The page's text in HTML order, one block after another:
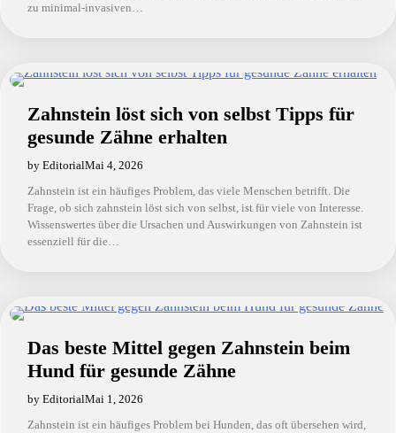
zu minimal-invasiven…
Zahnstein löst sich von selbst Tipps für
gesunde Zähne erhalten
by EditorialMai 4, 2026
Zahnstein ist ein häufiges Problem, das viele Menschen betrifft. Die
Frage, ob sich zahnstein löst sich von selbst, ist für viele von Interesse.
Wissenswertes über die Ursachen und Auswirkungen von Zahnstein ist
essenziell für die…
Das beste Mittel gegen Zahnstein beim
Hund für gesunde Zähne
by EditorialMai 1, 2026
Zahnstein ist ein häufiges Problem bei Hunden, das oft übersehen wird,